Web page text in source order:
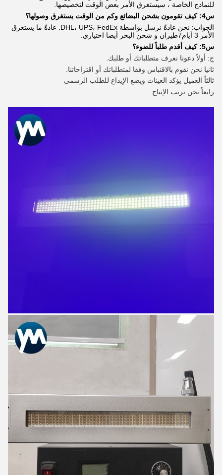
للنماذج الخاصة ، سيستغرق الأمر بعض الوقت لتخصيصها.
س4: كيف تقومون بشحن البضائع وكم من الوقت يستغرق وصولها؟
الجواب: نحن عادةً نرسل بواسطة DHL، UPS، FedEx. عادةً ما يستغرق
الأمر 3 أيام
7طيران و شحن البحر أيضا اختياري.
س5: كيف أقدم طلباً للضوء؟
ج: أولاً دعونا نعرف متطلباتك أو طلبك.
ثانيا نحن نقوم بالاقتباس وفقا لمتطلباتك أو اقتراحاتنا.
ثالثاً العميل يؤكد العينات ويضع الإيداع للطلب الرسمي
رابعاً نحن نرتب الإنتاج